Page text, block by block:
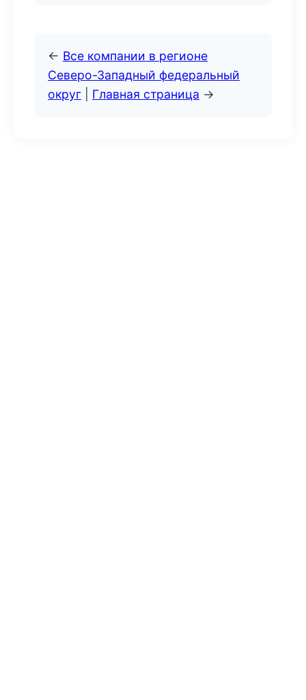
← Все компании в регионе
Северо-Западный федеральный
округ
Главная страница →